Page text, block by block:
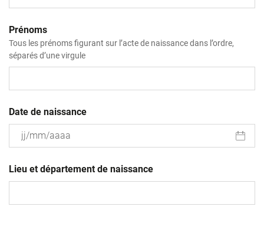
Prénoms
Tous les prénoms figurant sur l’acte de naissance dans l’ordre,
séparés d’une virgule
Date de naissance
slash
MM
Lieu et département de naissance